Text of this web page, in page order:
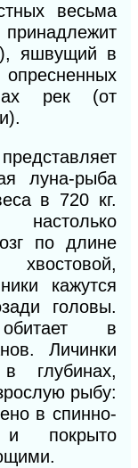
весьма
яшвущий в
рек (от
луна-рыба
в 720 кг.
по длине
кажутся
головы.
в
Личинки
глубинах,
рыбу:
в спинно-
и покрыто